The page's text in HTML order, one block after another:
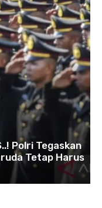
Polri Tegaskan
Tetap Harus